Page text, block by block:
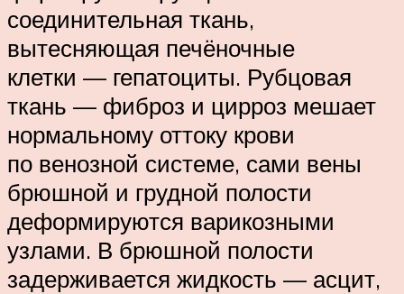
соединительная ткань,
вытесняющая печёночные
клетки — гепатоциты. Рубцовая
ткань — фиброз и цирроз мешает
нормальному оттоку крови
по венозной системе, сами вены
брюшной и грудной полости
деформируются варикозными
узлами. В брюшной полости
задерживается жидкость — асцит,